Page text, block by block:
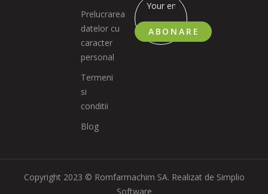
Prelucrarea
datelor cu
caracter
personal
Termeni
si
conditii
Blog
ABONARE
Copyright 2023 © Romfarmachim SA. Realizat de Simplio
Software